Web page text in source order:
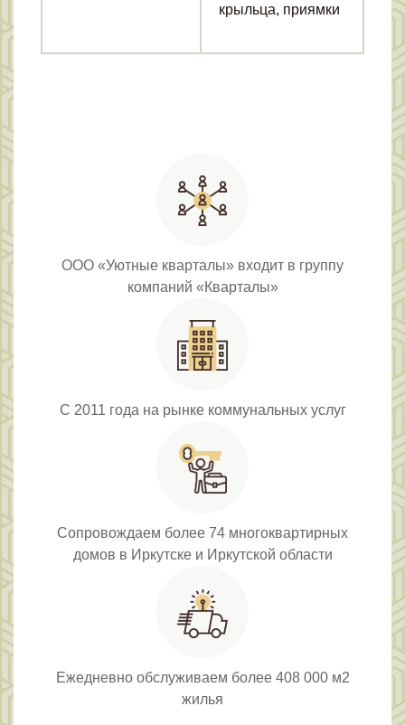
крыльца, приямки
ООО «Уютные кварталы» входит в группу
компаний «Кварталы»
С 2011 года на рынке коммунальных услуг
Сопровождаем более 74 многоквартирных
домов в Иркутске и Иркутской области
Ежедневно обслуживаем более 408 000 м2
жилья